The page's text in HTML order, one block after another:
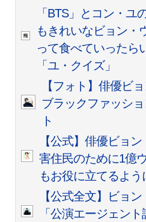
「BTS」とコン・ユ
もきれいなビョン・
って食べていったら
「ユ・クイズ」
【フォト】俳優ビ
ブラックファッシ
ト
【公式】俳優ビョ
害住民のために1億
もお役に立てるよう
【公式全文】ビョン
「公演エージェン